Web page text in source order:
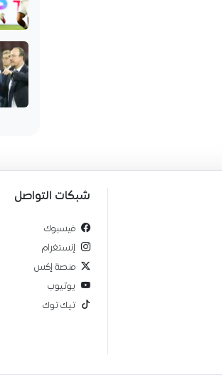
شبكات التواصل
فيسبوك
إنستغرام
منصة إكس
يوتيوب
تيك توك